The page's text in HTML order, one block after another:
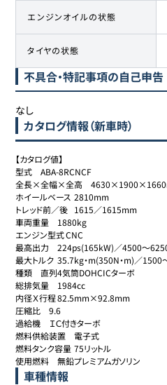
エンジンオイルの状態
タイヤの状態
不具合・特記事項の自己申告
なし
カタログ情報（新車時）
【カタログ値】
型式	ABA-8RCNCF
全長×全幅×全高	4630×1900×1660mm
ホイールベース	2810mm
トレッド前／後	1615／1615mm
車両重量	1880kg
エンジン型式	CNC
最高出力	224ps(165kW)／4500～6250rpm
最大トルク	35.7kg・m(350N・m)／1500～4500rpm
種類	直列4気筒DOHCICターボ
総排気量	1984cc
内径Ｘ行程	82.5mm×92.8mm
圧縮比	9.6
過給機	ＩＣ付きターボ
燃料供給装置	電子式
燃料タンク容量	75リットル
使用燃料	無鉛プレミアムガソリン
車種情報